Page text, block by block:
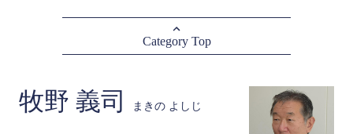
Category Top
牧野 義司 まきの よしじ